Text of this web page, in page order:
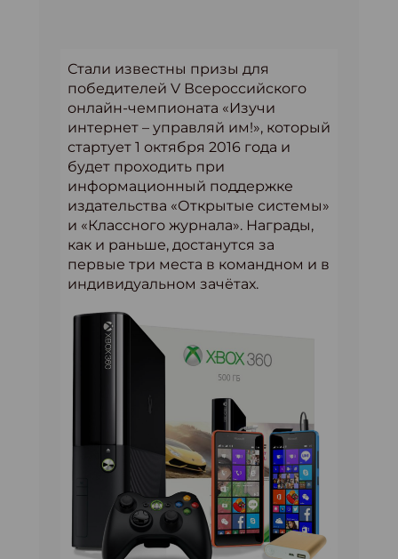
Стали известны призы для
победителей V Всероссийского
онлайн-чемпионата «Изучи
интернет – управляй им!», который
стартует 1 октября 2016 года и
будет проходить при
информационный поддержке
издательства «Открытые системы»
и «Классного журнала». Награды,
как и раньше, достанутся за
первые три места в командном и в
индивидуальном зачётах.